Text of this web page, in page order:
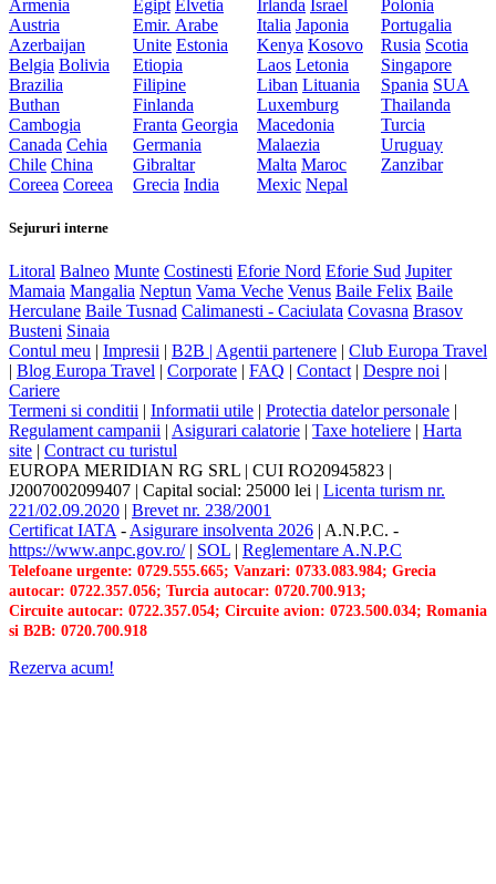
Armenia
Austria
Azerbaijan
Belgia Bolivia
Brazilia
Buthan
Cambogia
Canada Cehia
Chile China
Coreea Coreea
Egipt Elvetia
Emir. Arabe
Unite Estonia
Etiopia
Filipine
Finlanda
Franta Georgia
Germania
Gibraltar
Grecia India
Irlanda Israel
Italia Japonia
Kenya Kosovo
Laos Letonia
Liban Lituania
Luxemburg
Macedonia
Malaezia
Malta Maroc
Mexic Nepal
Polonia
Portugalia
Rusia Scotia
Singapore
Spania SUA
Thailanda
Turcia
Uruguay
Zanzibar
Sejururi interne
Litoral Balneo Munte Costinesti Eforie Nord Eforie Sud Jupiter
Mamaia Mangalia Neptun Vama Veche Venus Baile Felix Baile
Herculane Baile Tusnad Calimanesti - Caciulata Covasna Brasov
Busteni Sinaia
Contul meu | Impresii | B2B | Agentii partenere | Club Europa Travel
| Blog Europa Travel | Corporate | FAQ | Contact | Despre noi |
Cariere
Termeni si conditii | Informatii utile | Protectia datelor personale |
Regulament campanii | Asigurari calatorie | Taxe hoteliere | Harta
site | Contract cu turistul
EUROPA MERIDIAN RG SRL | CUI RO20945823 |
J2007002099407 | Capital social: 25000 lei | Licenta turism nr.
221/02.09.2020 | Brevet nr. 238/2001
Certificat IATA - Asigurare insolventa 2026 | A.N.P.C. -
https://www.anpc.gov.ro/| SOL | Reglementare A.N.P.C
Telefoane urgente: 0729.555.665; Vanzari: 0733.083.984; Grecia
autocar: 0722.357.056; Turcia autocar: 0720.700.913;
Circuite autocar: 0722.357.054; Circuite avion: 0723.500.034; Romania
si B2B: 0720.700.918
Rezerva acum!